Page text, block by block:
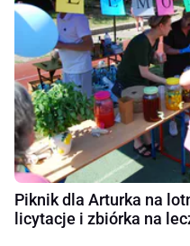
Piknik dla Arturka na
licytacje i zbiórka na